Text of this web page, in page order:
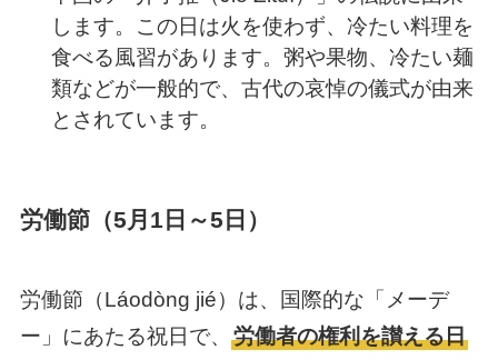
します。この日は火を使わず、冷たい料理を
食べる風習があります。粥や果物、冷たい麺
類などが一般的で、古代の哀悼の儀式が由来
とされています。
労働節（5月1日～5日）
労働節（Láodòng jié）は、国際的な「メーデ
ー」にあたる祝日で、 労働者の権利を讃える日